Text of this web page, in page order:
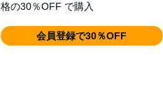
格の30％OFF で購入
会員登録で30％OFF